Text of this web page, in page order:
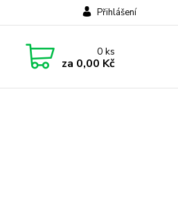
Přihlášení
0ks
za 0,00 Kč